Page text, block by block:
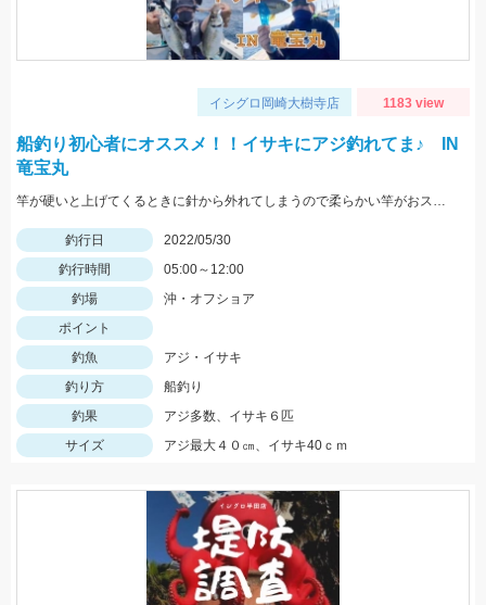
イシグロ岡崎大樹寺店 1183 view
船釣り初心者にオススメ！！イサキにアジ釣れてま♪ IN
竜宝丸
竿が硬いと上げてくるときに針から外れてしまうので柔らかい竿がおススメです！
釣行日
2022/05/30
釣行時間
05:00～12:00
釣場
沖・オフショア
ポイント
釣魚
アジ・イサキ
釣り方
船釣り
釣果
アジ多数、イサキ６匹
サイズ
アジ最大４０㎝、イサキ40ｃｍ